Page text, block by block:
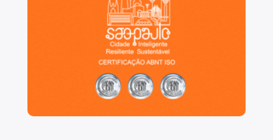
Plano de Ação Climática
Serviços Ambientais
Educação Ambiental